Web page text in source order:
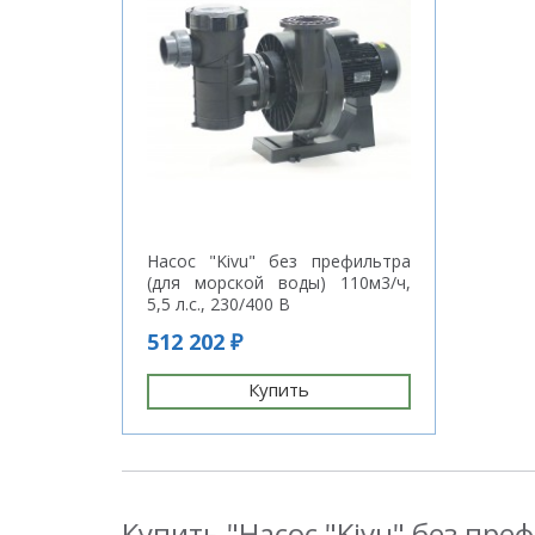
Насос "Kivu" без префильтра
(для морской воды) 110м3/ч,
5,5 л.с., 230/400 В
512 202 ₽
Купить